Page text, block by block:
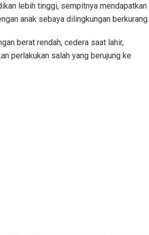
lebih tinggi, sempitnya mendapatkan
anak sebaya dilingkungan berkurang.
berat rendah, cedera saat lahir,
perlakukan salah yang berujung ke